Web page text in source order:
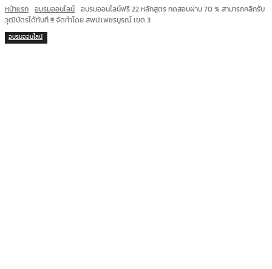
หน้าแรก อบรมออนไลน์ อบรมออนไลน์ฟรี 22 หลักสูตร ทดสอบผ่าน 70 % สามารถคลิกรับ
วุฒิบัตรได้ทันที !!! จัดทำโดย สพป.เพชรบูรณ์ เขต 3
อบรมออนไลน์